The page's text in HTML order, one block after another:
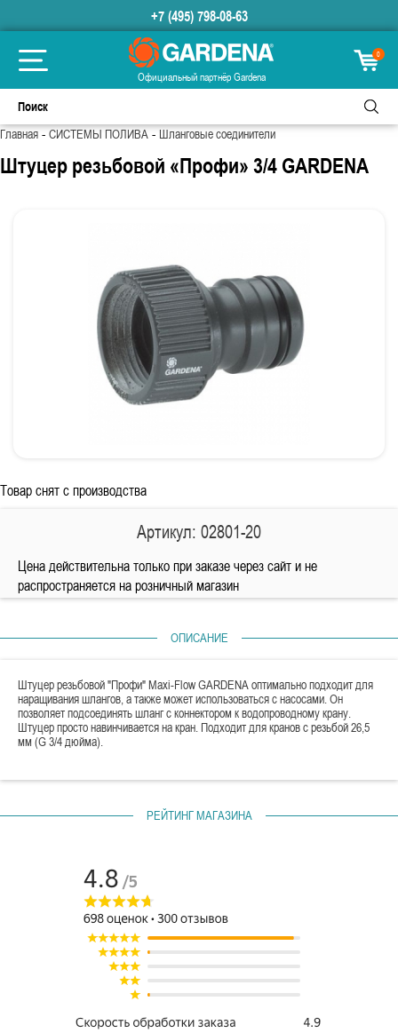
+7 (495) 798-08-63
Официальный партнёр Gardena
0
Главная-СИСТЕМЫ ПОЛИВА-Шланговые соединители
Штуцер резьбовой «Профи» 3/4 GARDENA
Товар снят с производства
Артикул: 02801-20
Цена действительна только при заказе через сайт и не
распространяется на розничный магазин
ОПИСАНИЕ
Штуцер резьбовой "Профи" Maxi-Flow GARDENA оптимально подходит для
наращивания шлангов, а также может использоваться с насосами. Он
позволяет подсоединять шланг с коннектором к водопроводному крану.
Штуцер просто навинчивается на кран. Подходит для кранов с резьбой 26,5
мм (G 3/4 дюйма).
РЕЙТИНГ МАГАЗИНА